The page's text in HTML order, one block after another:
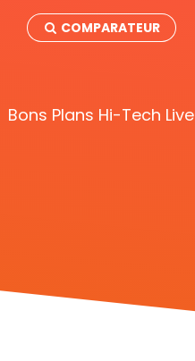
COMPARATEUR
Bons Plans Hi-Tech Live